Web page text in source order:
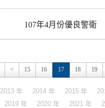
107年4月份優良警衛
< 15 16 17 18 19
2013 年 2014 年 2015 年
2019 年 2020 年 2021 年